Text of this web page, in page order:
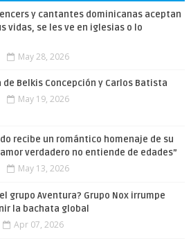
y cantantes dominicanas aceptan
vidas, se les ve en iglesias o lo
May 28, 2026
de Belkis Concepción y Carlos Batista
May 19, 2026
recibe un romántico homenaje de su
amor verdadero no entiende de edades”
May 13, 2026
grupo Aventura? Grupo Nox irrumpe
la bachata global
Apr 07, 2026